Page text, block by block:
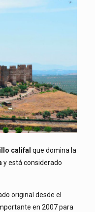
califal que domina la
y está considerado
original desde el
en 2007 para